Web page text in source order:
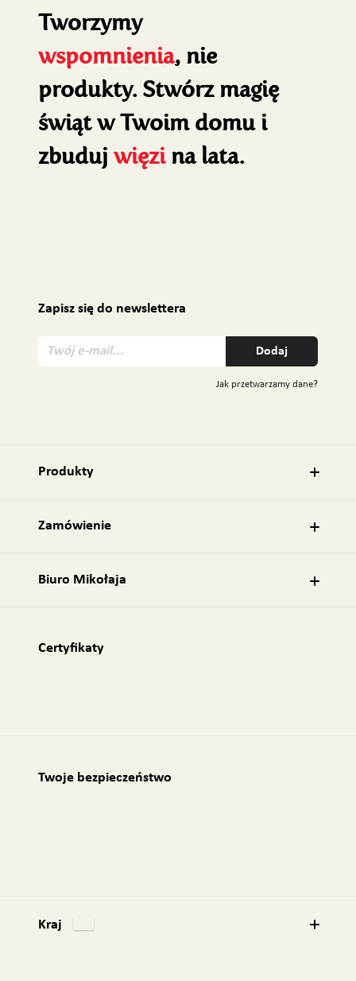
Tworzymy
wspomnienia, nie
produkty. Stwórz magię
świąt w Twoim domu i
zbuduj więzina lata.
Zapisz się do newslettera
Dodaj
Jak przetwarzamy dane?
Produkty
Zamówienie
Biuro Mikołaja
Certyfikaty
Twoje bezpieczeństwo
Kraj